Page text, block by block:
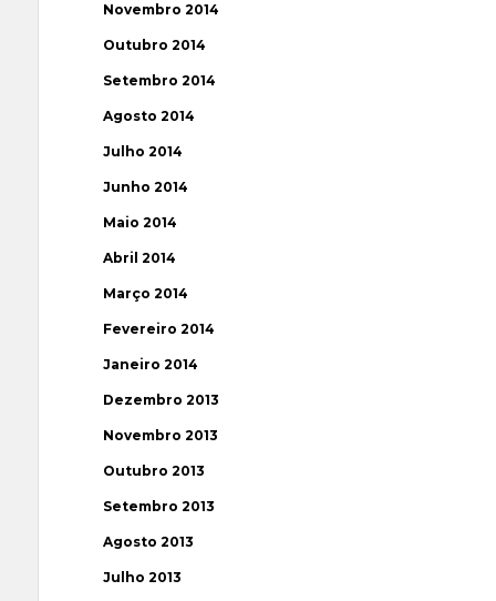
Novembro 2014
Outubro 2014
Setembro 2014
Agosto 2014
Julho 2014
Junho 2014
Maio 2014
Abril 2014
Março 2014
Fevereiro 2014
Janeiro 2014
Dezembro 2013
Novembro 2013
Outubro 2013
Setembro 2013
Agosto 2013
Julho 2013